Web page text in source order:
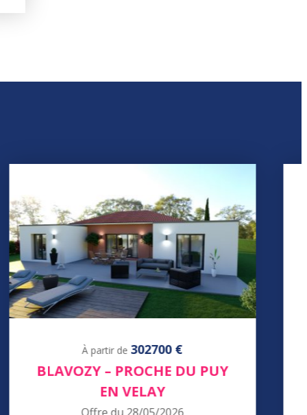
À partir de 302700 €
BLAVOZY – PROCHE DU PUY
EN VELAY